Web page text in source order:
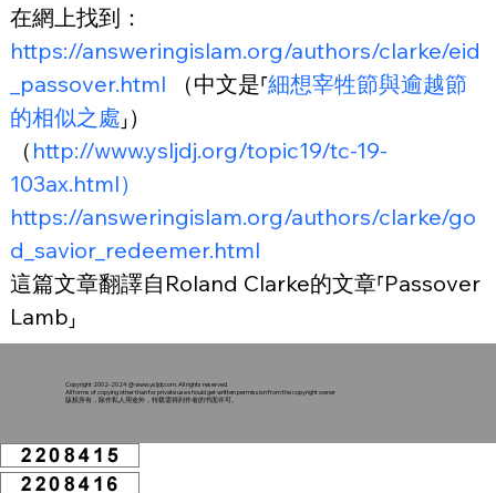
在網上找到：
https://answeringislam.org/authors/clarke/eid
_passover.html （中文是⸢細想宰牲節與逾越節
的相似之處⸥）
（ http://www.ysljdj.org/topic19/tc-19-
103ax.html）
https://answeringislam.org/authors/clarke/go
d_savior_redeemer.html
這篇文章翻譯自Roland Clarke的文章⸢Passover
Lamb⸥
Copyright 2002-2024 @www.ysljdj.com. All rights reserved.
All forms of copying other than for private use should get written permission from the copyright owner
版权所有，除作私人用途外，转载需得到作者的书面许可。